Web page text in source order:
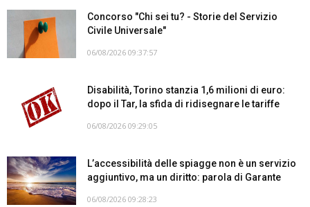
Concorso "Chi sei tu? - Storie del Servizio
Civile Universale"
06/08/2026 09:37:57
Disabilità, Torino stanzia 1,6 milioni di euro:
dopo il Tar, la sfida di ridisegnare le tariffe
06/08/2026 09:29:05
L’accessibilità delle spiagge non è un servizio
aggiuntivo, ma un diritto: parola di Garante
06/08/2026 09:28:23